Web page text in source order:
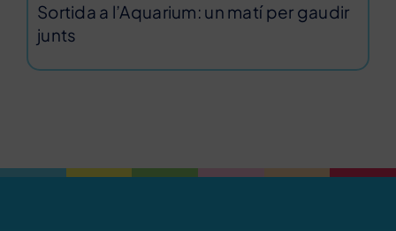
Sortida a l’Aquarium: un matí per gaudir
junts